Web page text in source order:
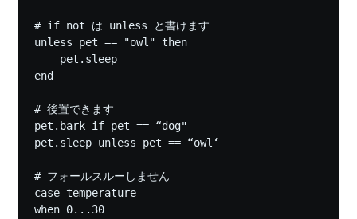
# if not は unless と書けます
unless pet == "owl" then
    pet.sleep
end
# 後置できます
pet.bark if pet == “dog"
pet.sleep unless pet == “owl‘
# フォールスルーしません
case temperature
when 0...30